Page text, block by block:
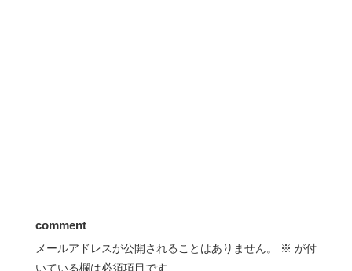
comment
メールアドレスが公開されることはありません。 ※ が付
いている欄は必須項目です